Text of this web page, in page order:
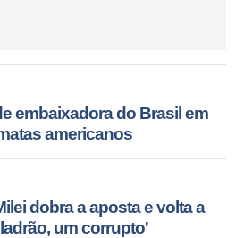
embaixadora do Brasil em
americanos
dobra a aposta e volta a
um corrupto'